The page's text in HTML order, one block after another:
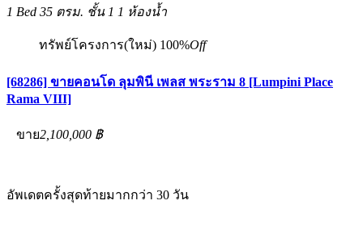
1 Bed 35 ตรม. ชั้น 1 1 ห้องน้ำ
ทรัพย์โครงการ(ใหม่) 100%Off
[68286] ขายคอนโด ลุมพินี เพลส พระราม 8 [Lumpini Place
Rama VIII]
ขาย2,100,000 ฿
อัพเดตครั้งสุดท้ายมากกว่า 30 วัน